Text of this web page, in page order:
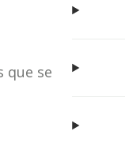
que se